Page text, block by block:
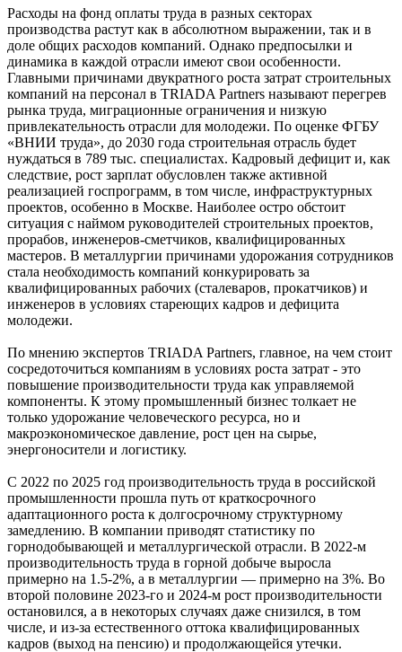
Расходы на фонд оплаты труда в разных секторах
производства растут как в абсолютном выражении, так и в
доле общих расходов компаний. Однако предпосылки и
динамика в каждой отрасли имеют свои особенности.
Главными причинами двукратного роста затрат строительных
компаний на персонал в TRIADA Partners называют перегрев
рынка труда, миграционные ограничения и низкую
привлекательность отрасли для молодежи. По оценке ФГБУ
«ВНИИ труда», до 2030 года строительная отрасль будет
нуждаться в 789 тыс. специалистах. Кадровый дефицит и, как
следствие, рост зарплат обусловлен также активной
реализацией госпрограмм, в том числе, инфраструктурных
проектов, особенно в Москве. Наиболее остро обстоит
ситуация с наймом руководителей строительных проектов,
прорабов, инженеров-сметчиков, квалифицированных
мастеров. В металлургии причинами удорожания сотрудников
стала необходимость компаний конкурировать за
квалифицированных рабочих (сталеваров, прокатчиков) и
инженеров в условиях стареющих кадров и дефицита
молодежи.
По мнению экспертов TRIADA Partners, главное, на чем стоит
сосредоточиться компаниям в условиях роста затрат - это
повышение производительности труда как управляемой
компоненты. К этому промышленный бизнес толкает не
только удорожание человеческого ресурса, но и
макроэкономическое давление, рост цен на сырье,
энергоносители и логистику.
С 2022 по 2025 год производительность труда в российской
промышленности прошла путь от краткосрочного
адаптационного роста к долгосрочному структурному
замедлению. В компании приводят статистику по
горнодобывающей и металлургической отрасли. В 2022-м
производительность труда в горной добыче выросла
примерно на 1.5-2%, а в металлургии — примерно на 3%. Во
второй половине 2023-го и 2024-м рост производительности
остановился, а в некоторых случаях даже снизился, в том
числе, и из-за естественного оттока квалифицированных
кадров (выход на пенсию) и продолжающейся утечки.